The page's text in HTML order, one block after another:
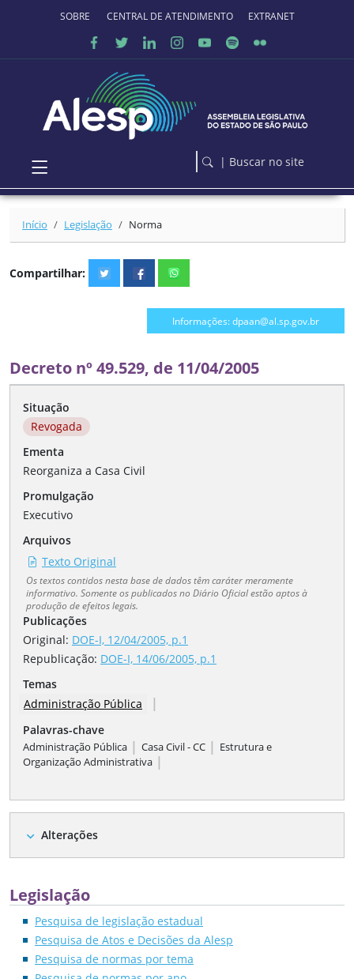
Ir para o conteúdo principal
SOBRE O PORTALCENTRAL DE ATENDIMENTO EXTRANET
| Buscar no site
Início Legislação Norma
Compartilhar:
Informações: dpaan@al.sp.gov.br
Decreto nº 49.529, de 11/04/2005
Situação
Revogada
Ementa
Reorganiza a Casa Civil
Promulgação
Executivo
Arquivos
Texto Original
Os textos contidos nesta base de dados têm caráter meramente
informativo. Somente os publicados no Diário Oficial estão aptos à
produção de efeitos legais.
Publicações
Original: DOE-I, 12/04/2005, p.1
Republicação: DOE-I, 14/06/2005, p.1
Temas
Administração Pública
|
Palavras-chave
Administração Pública | Casa Civil - CC | Estrutura e
Organização Administrativa |
expand_more Alterações
Legislação
Pesquisa de legislação estadual
Pesquisa de Atos e Decisões da Alesp
Pesquisa de normas por tema